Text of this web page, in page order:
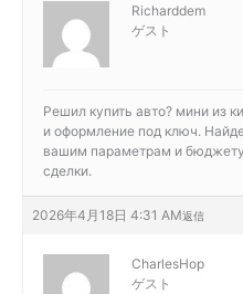
Richarddem
ゲスト
Решил купить авто? мини из
и оформление под ключ.
вашим параметрам и бюджету
сделки.
2026年4月18日 4:31 AM返信
CharlesHop
ゲスト